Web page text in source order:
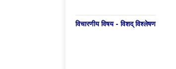
विचारणीय विषय - विशद् विश्लेषण